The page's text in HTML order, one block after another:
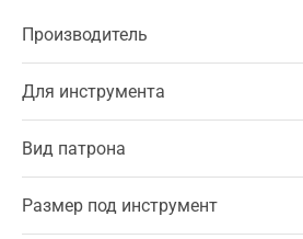
Производитель
Для инструмента
Вид патрона
Размер под инструмент